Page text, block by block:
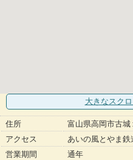
大きなスク
住所
富山県高岡市古城
アクセス
あいの風とやま鉄
営業期間
通年